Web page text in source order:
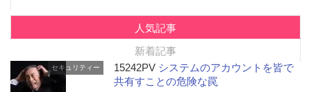
人気記事
新着記事
セキュリティー 15242PV システムのアカウントを皆で
共有すことの危険な罠